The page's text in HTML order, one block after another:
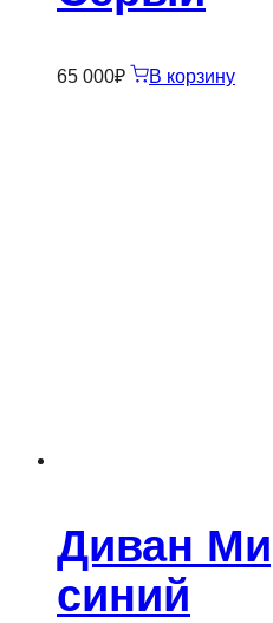
65 000₽ В корзину
Диван
синий